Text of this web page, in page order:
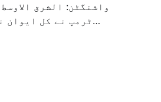
واشنگٹن: الشرق
ٹرمپ نے کل ایوان
جاری کرنے کے